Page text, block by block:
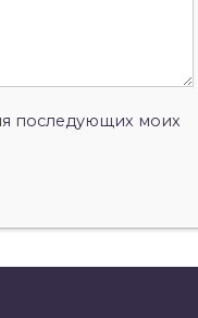
последующих моих